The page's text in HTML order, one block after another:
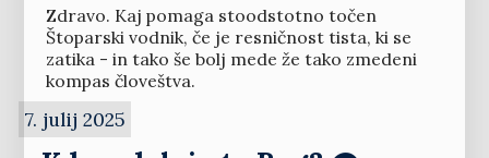
Zdravo. Kaj pomaga stoodstotno točen
Štoparski vodnik, če je resničnost tista, ki se
zatika - in tako še bolj mede že tako zmedeni
kompas človeštva.
7. julij 2025